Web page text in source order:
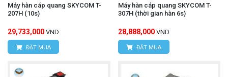
Máy hàn cáp quang SKYCOM T-
207H (10s)
29,733,000 VND
ĐẶT MUA
Máy hàn cáp quang SKYCOM T-
307H (thời gian hàn 6s)
28,888,000 VND
ĐẶT MUA